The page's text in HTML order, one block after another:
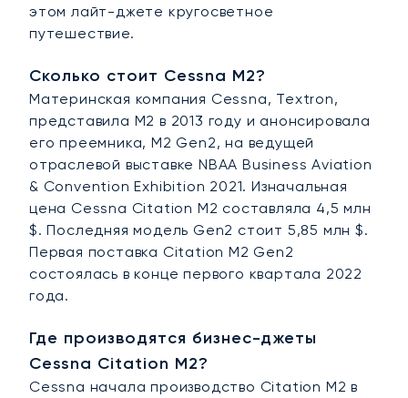
этом лайт-джете кругосветное
путешествие.
Сколько стоит Cessna M2?
Материнская компания Cessna, Textron,
представила M2 в 2013 году и анонсировала
его преемника, M2 Gen2, на ведущей
отраслевой выставке NBAA Business Aviation
& Convention Exhibition 2021. Изначальная
цена Cessna Citation M2 составляла 4,5 млн
$. Последняя модель Gen2 стоит 5,85 млн $.
Первая поставка Citation M2 Gen2
состоялась в конце первого квартала 2022
года.
Где производятся бизнес-джеты
Cessna Citation M2?
Cessna начала производство Citation M2 в